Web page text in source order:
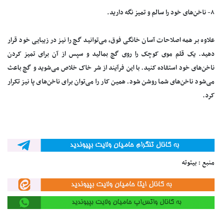
۸- ناخن‌های خود را سالم و تمیز نگه دارید.
علاوه بر همه اصلاحات آسان خانگی فوق، می‌توانید گچ را نیز در زیبایی خود قرار
دهید. یک قلم موی کوچک را روی گچ بمالید و سپس از آن برای تمیز کردن
ناخن‌های خود استفاده کنید. با این فرآیند از شر خاک خلاص می‌شوید و گچ باعث
می‌شود ناخن‌های شما روشن شود. همین کار را می‌توان برای ناخن‌های پا نیز تکرار
کرد.
منبع : بیتوته